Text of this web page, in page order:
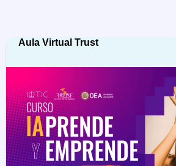
Aula Virtual Trust